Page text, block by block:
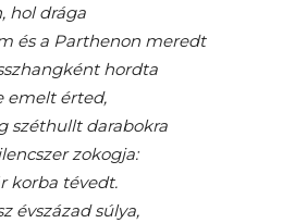
hol drága
és a Parthenon meredt
hordta
emelt érted,
széthullt darabokra
zokogja:
korba tévedt.
évszázad súlya,